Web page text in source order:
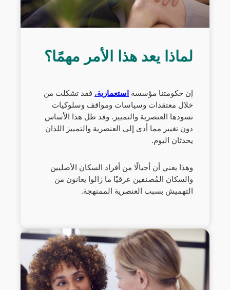
لماذا يعد هذا الأمر مهمًا؟
إن حكومتنا مؤسسة استعمارية، فقد تشكلت من
خلال معتقدات وسياسات ومواقف وسلوكيات
تسودها العنصرية والتمييز. وقد ظل هذا الأساس
دون تغيير مما أدى إلى العنصرية والتمييز اللذان
يحدثان اليوم.
وهذا يعني أن أجيالًا من أفراد السكان الأصليين
والسكان المُصنفين عرقيًا ما زالوا يعانون من
التهميش بسبب العنصرية الممنهجة.